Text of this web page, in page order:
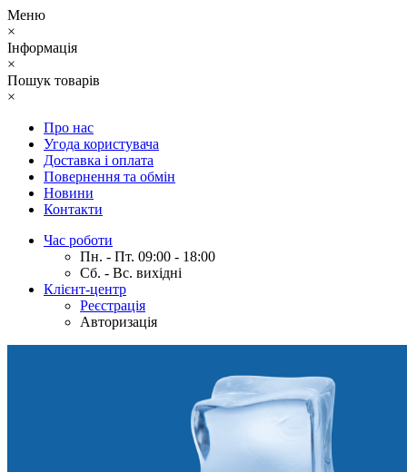
Меню
×
Інформація
×
Пошук товарів
×
Про нас
Угода користувача
Доставка і оплата
Повернення та обмін
Новини
Контакти
Час роботи
Пн. - Пт. 09:00 - 18:00
Сб. - Вс. вихідні
Клієнт-центр
Реєстрація
Авторизація